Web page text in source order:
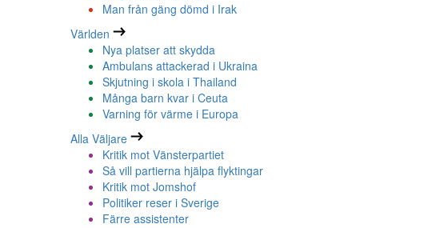
Man från gäng dömd i Irak
Världen
Nya platser att skydda
Ambulans attackerad i Ukraina
Skjutning i skola i Thailand
Många barn kvar i Ceuta
Varning för värme i Europa
Alla Väljare
Kritik mot Vänsterpartiet
Så vill partierna hjälpa flyktingar
Kritik mot Jomshof
Politiker reser i Sverige
Färre assistenter